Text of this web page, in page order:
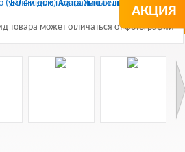
АКЦИЯ
товара может отличаться от фотографии